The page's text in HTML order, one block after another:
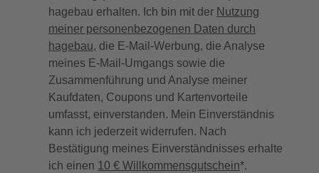
hagebau erhalten. Ich bin mit der Nutzung
meiner personenbezogenen Daten durch
hagebau, die E-Mail-Werbung, die Analyse
meines E-Mail-Umgangs sowie die
Zusammenführung und Analyse meiner
Kaufdaten, Coupons und Kartenvorteile
umfasst, einverstanden. Mein Einverständnis
kann ich jederzeit widerrufen. Nach
Bestätigung meines Einverständnisses erhalte
ich einen 10 € Willkommensgutschein*.